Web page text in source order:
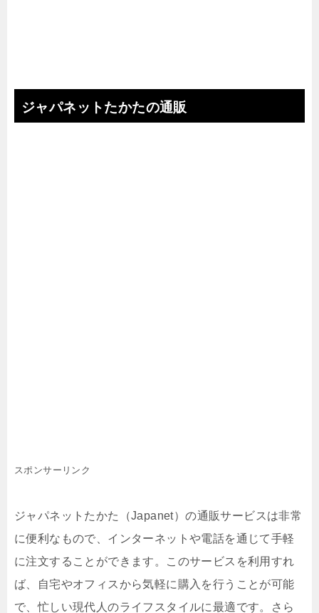
ジャパネットたかたの通販
スポンサーリンク
ジャパネットたかた（Japanet）の通販サービスは非常
に便利なもので、インターネットや電話を通じて手軽
に注文することができます。このサービスを利用すれ
ば、自宅やオフィスから気軽に購入を行うことが可能
で、忙しい現代人のライフスタイルに最適です。さら